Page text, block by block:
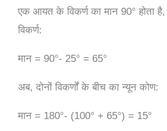
एक आयत के विकर्ण का मान 90° होता
विकर्ण:
मान = 90°- 25° = 65°
अब, दोनों विकर्णों के बीच का न्यून कोण:
मान = 180°- (100° + 65°) = 15°